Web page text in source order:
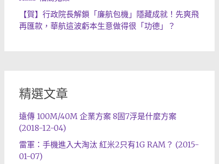
【賀】行政院長解鎖「廉航包機」隱藏成就！先爽飛
再匯款，華航這波虧本生意做得很「功德」？
精選文章
遠傳 100M/40M 企業方案 8固7浮是什麼方案
(2018-12-04)
雷軍：手機進入大淘汰 紅米2只有1G RAM？ (2015-
01-07)